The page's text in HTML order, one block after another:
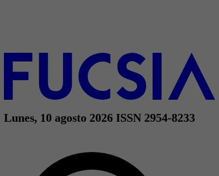
Lunes, 10 agosto 2026 ISSN 2954-8233